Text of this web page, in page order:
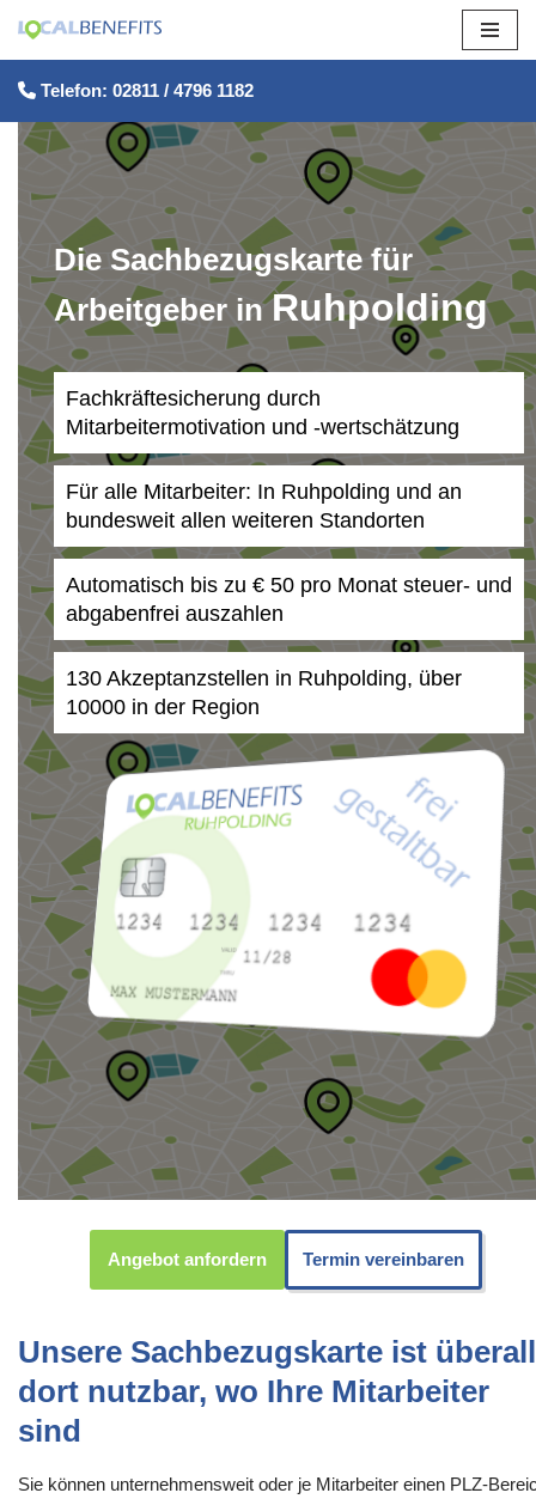
Zum
Inhalt
springen
Telefon: 02811 / 4796 1182
Die Sachbezugskarte für
Arbeitgeber inRuhpolding
Fachkräftesicherung durch
Mitarbeitermotivation und -wertschätzung
Für alle Mitarbeiter: In Ruhpolding und an
bundesweit allen weiteren Standorten
Automatisch bis zu € 50 pro Monat steuer- und
abgabenfrei auszahlen
130 Akzeptanzstellen in Ruhpolding, über
10000 in der Region
Angebot anfordern Termin vereinbaren
Unsere Sachbezugskarte ist überall
dort nutzbar, wo Ihre Mitarbeiter
sind
Sie können unternehmensweit oder je Mitarbeiter einen PLZ-